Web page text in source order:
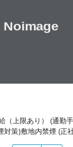
（上限あり） (通勤
対策)敷地内禁煙 (正